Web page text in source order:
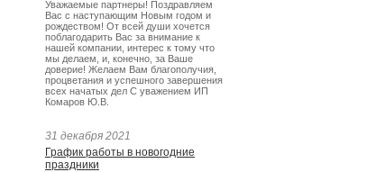
Уважаемые партнеры! Поздравляем
Вас с наступающим Новым годом и
рождеством! От всей души хочется
поблагодарить Вас за внимание к
нашей компании, интерес к тому что
мы делаем, и, конечно, за Ваше
доверие! Желаем Вам благополучия,
процветания и успешного завершения
всех начатых дел С уважением ИП
Комаров Ю.В.
31 декабря 2021
График работы в новогодние
праздники